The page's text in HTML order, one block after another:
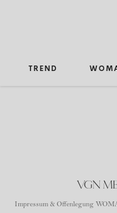
TREND
VGN
Impressum & Offenlegung